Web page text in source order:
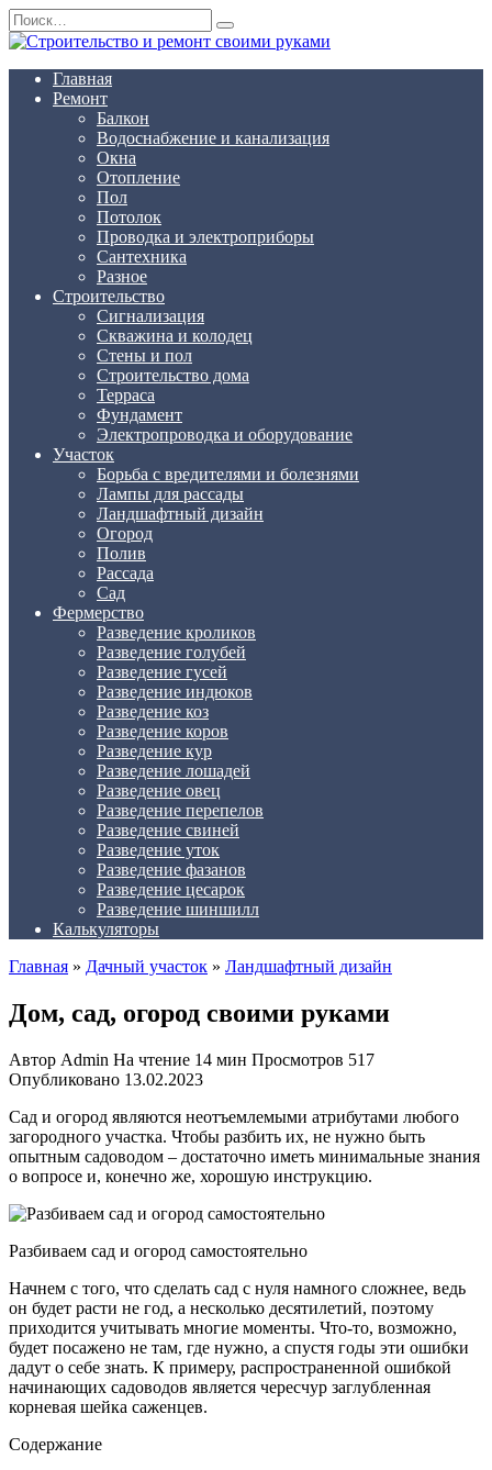
Перейти
к
содержанию
Search
for:
Главная
Ремонт
Балкон
Водоснабжение и канализация
Окна
Отопление
Пол
Потолок
Проводка и электроприборы
Сантехника
Разное
Строительство
Сигнализация
Скважина и колодец
Стены и пол
Строительство дома
Терраса
Фундамент
Электропроводка и оборудование
Участок
Борьба с вредителями и болезнями
Лампы для рассады
Ландшафтный дизайн
Огород
Полив
Рассада
Сад
Фермерство
Разведение кроликов
Разведение голубей
Разведение гусей
Разведение индюков
Разведение коз
Разведение коров
Разведение кур
Разведение лошадей
Разведение овец
Разведение перепелов
Разведение свиней
Разведение уток
Разведение фазанов
Разведение цесарок
Разведение шиншилл
Калькуляторы
Главная » Дачный участок » Ландшафтный дизайн
Дом, сад, огород своими руками
Автор Admin На чтение 14 мин Просмотров 517
Опубликовано 13.02.2023
Сад и огород являются неотъемлемыми атрибутами любого
загородного участка. Чтобы разбить их, не нужно быть
опытным садоводом – достаточно иметь минимальные знания
о вопросе и, конечно же, хорошую инструкцию.
Разбиваем сад и огород самостоятельно
Начнем с того, что сделать сад с нуля намного сложнее, ведь
он будет расти не год, а несколько десятилетий, поэтому
приходится учитывать многие моменты. Что-то, возможно,
будет посажено не там, где нужно, а спустя годы эти ошибки
дадут о себе знать. К примеру, распространенной ошибкой
начинающих садоводов является чересчур заглубленная
корневая шейка саженцев.
Содержание